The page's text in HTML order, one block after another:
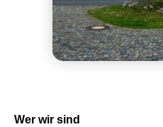
Wer wir sind